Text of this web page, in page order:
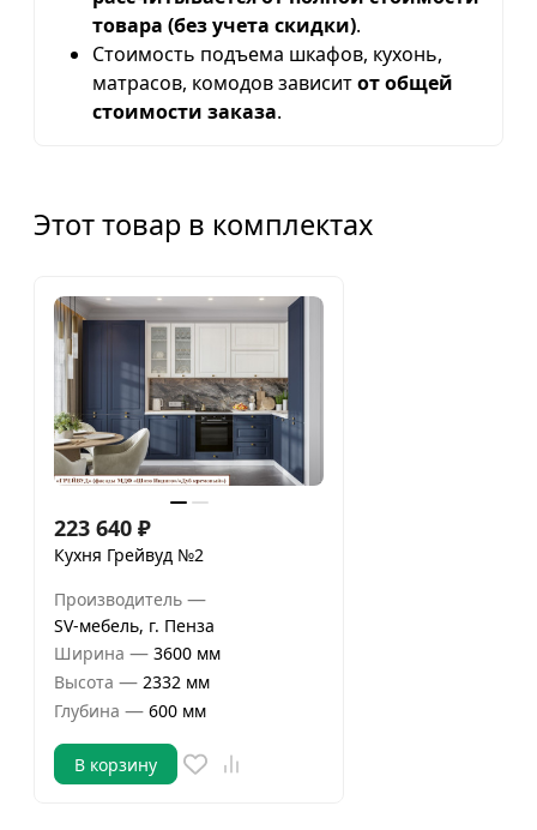
товара (без учета скидки).
Стоимость подъема шкафов, кухонь,
матрасов, комодов зависитот общей
стоимости заказа.
Этот товар в комплектах
223 640 ₽
Кухня Грейвуд №2
Производитель —
SV-мебель, г. Пенза
Ширина — 3600 мм
Высота — 2332 мм
Глубина — 600 мм
В корзину